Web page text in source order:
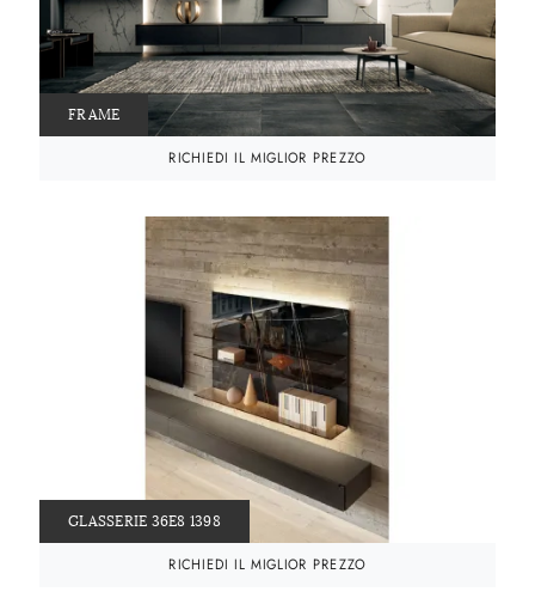
FRAME
RICHIEDI IL MIGLIOR PREZZO
GLASSERIE 36E8 1398
RICHIEDI IL MIGLIOR PREZZO